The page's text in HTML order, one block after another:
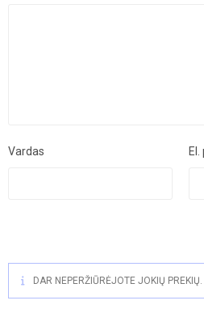
Vardas
DAR NEPERŽIŪRĖJOTE JOKIŲ PREKIŲ.